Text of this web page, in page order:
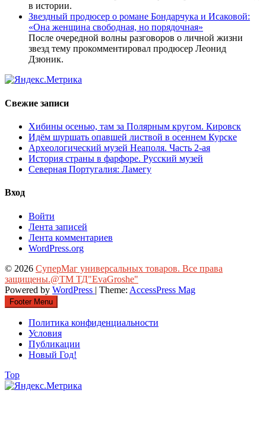
в истории.
Звездный продюсер о романе Бондарчука и Исаковой:
«Она женщина свободная, но порядочная»
После очередной волны разговоров о личной жизни
звезд тему прокомментировал продюсер Леонид
Дзюник.
Свежие записи
Хибины осенью, там за Полярным кругом. Кировск
Идём шуршать опавшей листвой в осеннем Курске
Археологический музей Неаполя. Часть 2-ая
История страны в фарфоре. Русский музей
Северная Португалия: Ламегу
Вход
Войти
Лента записей
Лента комментариев
WordPress.org
© 2026 СуперМаг универсальных товаров. Все права
защищены.@ТМ ТД"EvaGroshe"
Powered by WordPress | Theme: AccessPress Mag
Footer Menu
Политика конфиденциальности
Условия
Публикации
Новый Год!
Top